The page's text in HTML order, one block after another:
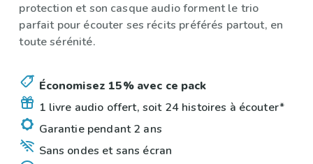
protection et son casque audioforment le trio
parfait pour écouter ses récits préférés partout, en
toute sérénité.
Économisez 15% avec ce pack
1 livre audio offert, soit 24 histoires à écouter*
Garantie pendant 2 ans
Sans ondes et sans écran